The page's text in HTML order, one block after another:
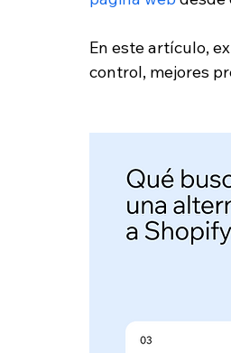
En este artículo,
control, mejores